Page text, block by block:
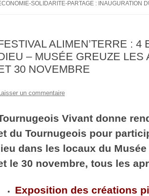
RESULTATS DU QUESTIONNAIRE
SUR LE PROJET ECLAT –
SUGGESTIONS DE NOS
AMAP DE NIZEREL
LA CAGNOTTE SOLIDAIRE
ASSOCIATION LE RELAIS DES
LOCAL – DU TOURNUGEOIS
L’EMBARQ – CAFÉ ASSOCIATIF DE
TOURNUS
LE GROUPE LOCAL TERRE DE
SOLIDARITE-PARTAGE : INAUGURATION
ALIMEN’TERRE : 4
– MUSÉE GREUZE LES
30 NOVEMBRE
un commentaire
Vivant donne
du Tournugeois pour
dans les locaux du
le 30 novembre, tous les
Exposition des créations